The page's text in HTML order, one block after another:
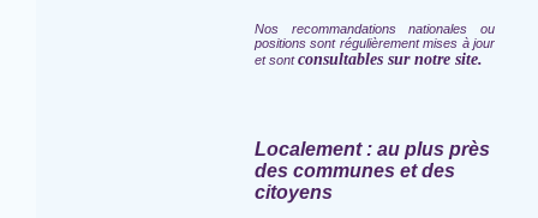
Nos recommandations nationales ou
positions sont régulièrement mises à jour
et sontconsultables sur notre site.
Localement : au plus près
des communes et des
citoyens